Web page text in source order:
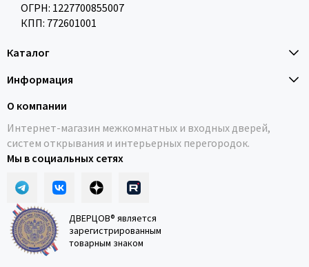
ОГРН: 1227700855007
КПП: 772601001
Каталог
Информация
О компании
Интернет-магазин межкомнатных и входных дверей,
систем открывания и интерьерных перегородок.
Мы в социальных сетях
ДВЕРЦОВ® является
зарегистрированным
товарным знаком